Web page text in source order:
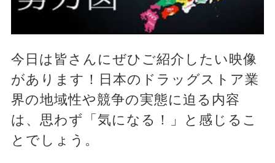
今日は皆さんにぜひご紹介したい映像
があります！日本のドラッグストア業
界の地域性や競争の実態に迫る内容
は、思わず「気になる！」と感じるこ
とでしょう。